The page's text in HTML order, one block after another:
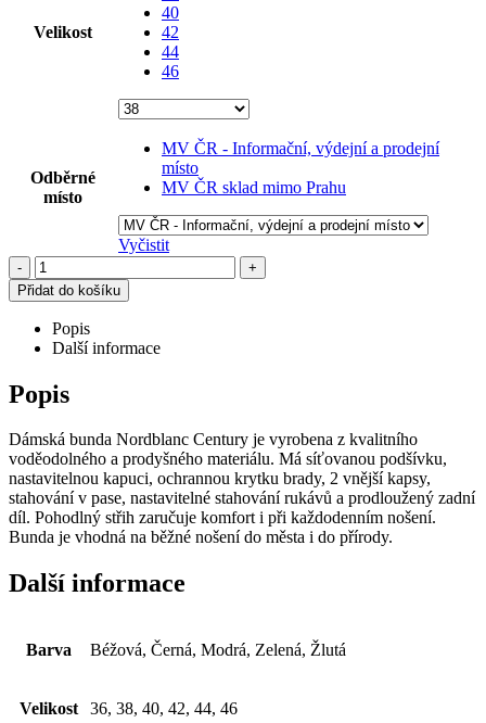
Velikost
40
42
44
46
Odběrné
místo
MV ČR - Informační, výdejní a prodejní
místo
MV ČR sklad mimo Prahu
Vyčistit
-
+
Přidat do košíku
Popis
Další informace
Popis
Dámská bunda Nordblanc Century je vyrobena z kvalitního
voděodolného a prodyšného materiálu. Má síťovanou podšívku,
nastavitelnou kapuci, ochrannou krytku brady, 2 vnější kapsy,
stahování v pase, nastavitelné stahování rukávů a prodloužený zadní
díl. Pohodlný střih zaručuje komfort i při každodenním nošení.
Bunda je vhodná na běžné nošení do města i do přírody.
Další informace
Barva Béžová, Černá, Modrá, Zelená, Žlutá
Velikost 36, 38, 40, 42, 44, 46